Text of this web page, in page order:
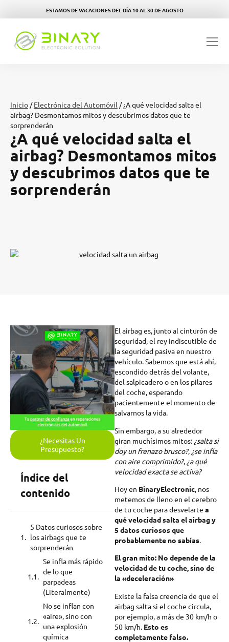
ESTAMOS DE VACACIONES DEL DÍA 10 AL 30 DE AGOSTO
Inicio /Electrónica del Automóvil / ¿A qué velocidad salta el
airbag? Desmontamos mitos y descubrimos datos que te
sorprenderán
¿A qué velocidad salta el
airbag? Desmontamos mitos
y descubrimos datos que te
sorprenderán
El airbag es, junto al cinturón de
seguridad, el rey indiscutible de
la seguridad pasiva en nuestro
vehículo. Sabemos que está ahí,
escondido detrás del volante,
del salpicadero o en los pilares
del coche, esperando
pacientemente el momento de
salvarnos la vida.
Sin embargo, a su alrededor
giran muchísimos mitos: ¿salta si
doy un frenazo brusco?, ¿se infla
con aire comprimido?, ¿a qué
velocidad exacta se activa?
Hoy en BinaryElectronic, nos
metemos de lleno en el cerebro
de tu coche para desvelarte a
qué velocidad salta el airbag y
5 datos curiosos que
probablemente no sabías.
El gran mito: No depende de la
velocidad de tu coche, sino de
la «deceleración»
Existe la falsa creencia de que el
airbag salta si el coche circula,
por ejemplo, a más de 30 km/h o
50 km/h. Esto es
completamente falso.
¿Necesitas Un
Presupuesto?
Índice del
contenido
5 Datos curiosos sobre
los airbags que te
sorprenderán
Se infla más rápido
de lo que
parpadeas
(Literalmente)
No se inflan con
«aire», sino con
una explosión
química